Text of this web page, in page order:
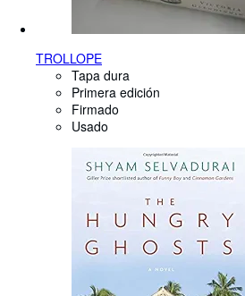
TROLLOPE
Tapa dura
Primera edición
Firmado
Usado